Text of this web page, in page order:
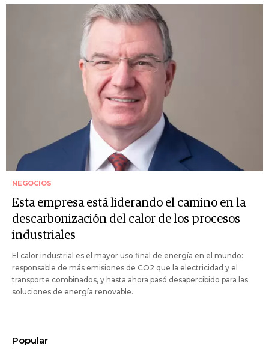
NEGOCIOS
Esta empresa está liderando el camino en la
descarbonización del calor de los procesos
industriales
El calor industrial es el mayor uso final de energía en el mundo:
responsable de más emisiones de CO2 que la electricidad y el
transporte combinados, y hasta ahora pasó desapercibido para las
soluciones de energía renovable.
Popular